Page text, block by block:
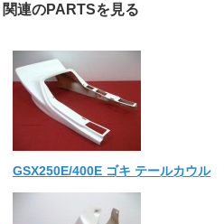
関連のPARTSを見る
GSX250E/400E ゴキ テールカウル